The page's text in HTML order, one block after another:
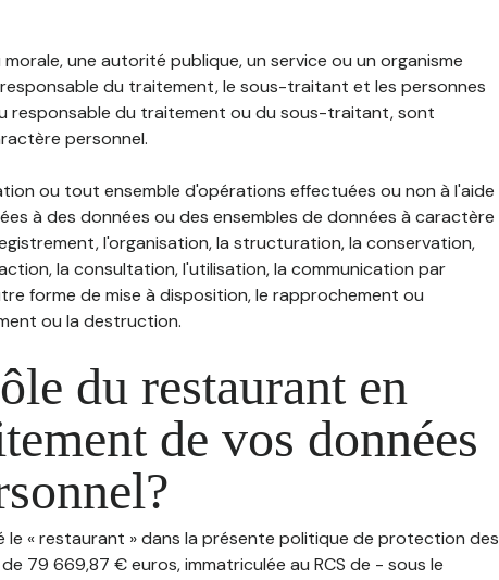
une autorité publique, un service ou un organisme
du traitement, le sous-traitant et les personnes
responsable du traitement ou du sous-traitant, sont
personnel.
ou tout ensemble d'opérations effectuées ou non à l'aide
à des données ou des ensembles de données à caractère
l'organisation, la structuration, la conservation,
la consultation, l'utilisation, la communication par
forme de mise à disposition, le rapprochement ou
ou la destruction.
du restaurant en
de vos données
le « restaurant » dans la présente politique de protection des
79 669,87 € euros, immatriculée au RCS de - sous le